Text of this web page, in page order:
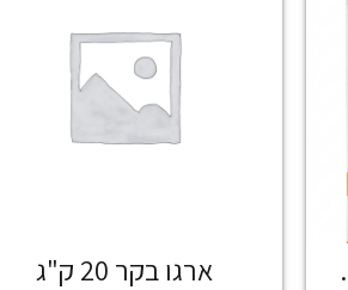
ארגו בקר 20 ק"ג